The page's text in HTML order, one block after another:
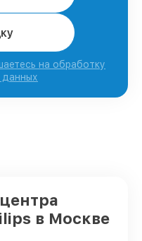
на обработку
данных
в Москве